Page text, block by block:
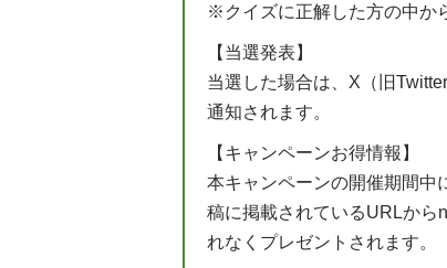
※クイズに正解した方の中か
【当選発表】
当選した場合は、X（旧
通知されます。
【キャンペーンお得情報】
本キャンペーンの開催期間中
稿に掲載されているURLから
れなくプレゼントされます。